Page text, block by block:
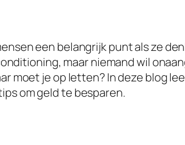
een belangrijk punt als ze
maar niemand wil
moet je op letten? In deze blog
om geld te besparen.